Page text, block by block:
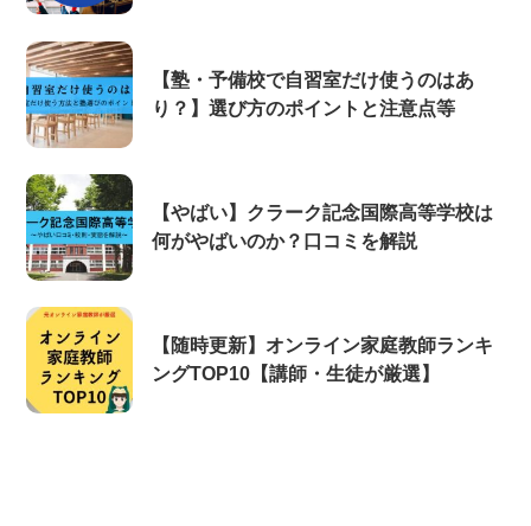
【塾・予備校で自習室だけ使うのはあ
り？】選び方のポイントと注意点等
【やばい】クラーク記念国際高等学校は
何がやばいのか？口コミを解説
【随時更新】オンライン家庭教師ランキ
ングTOP10【講師・生徒が厳選】